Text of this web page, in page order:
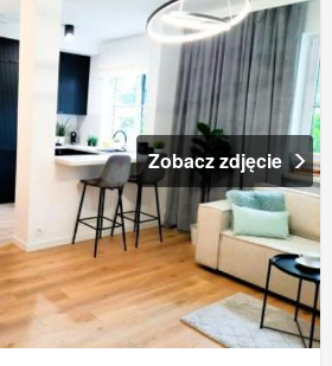
Zobacz zdjęcie